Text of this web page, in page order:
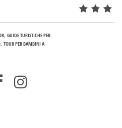
GUIDE TURISTICHE PER
TOUR PER BAMBINI A